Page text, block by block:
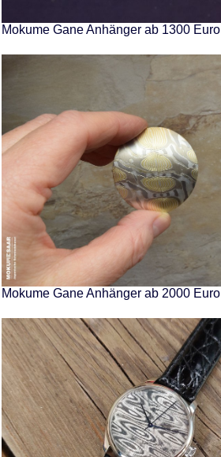
Mokume Gane Anhänger ab 1300 Euro
Mokume Gane Anhänger ab 2000 Euro